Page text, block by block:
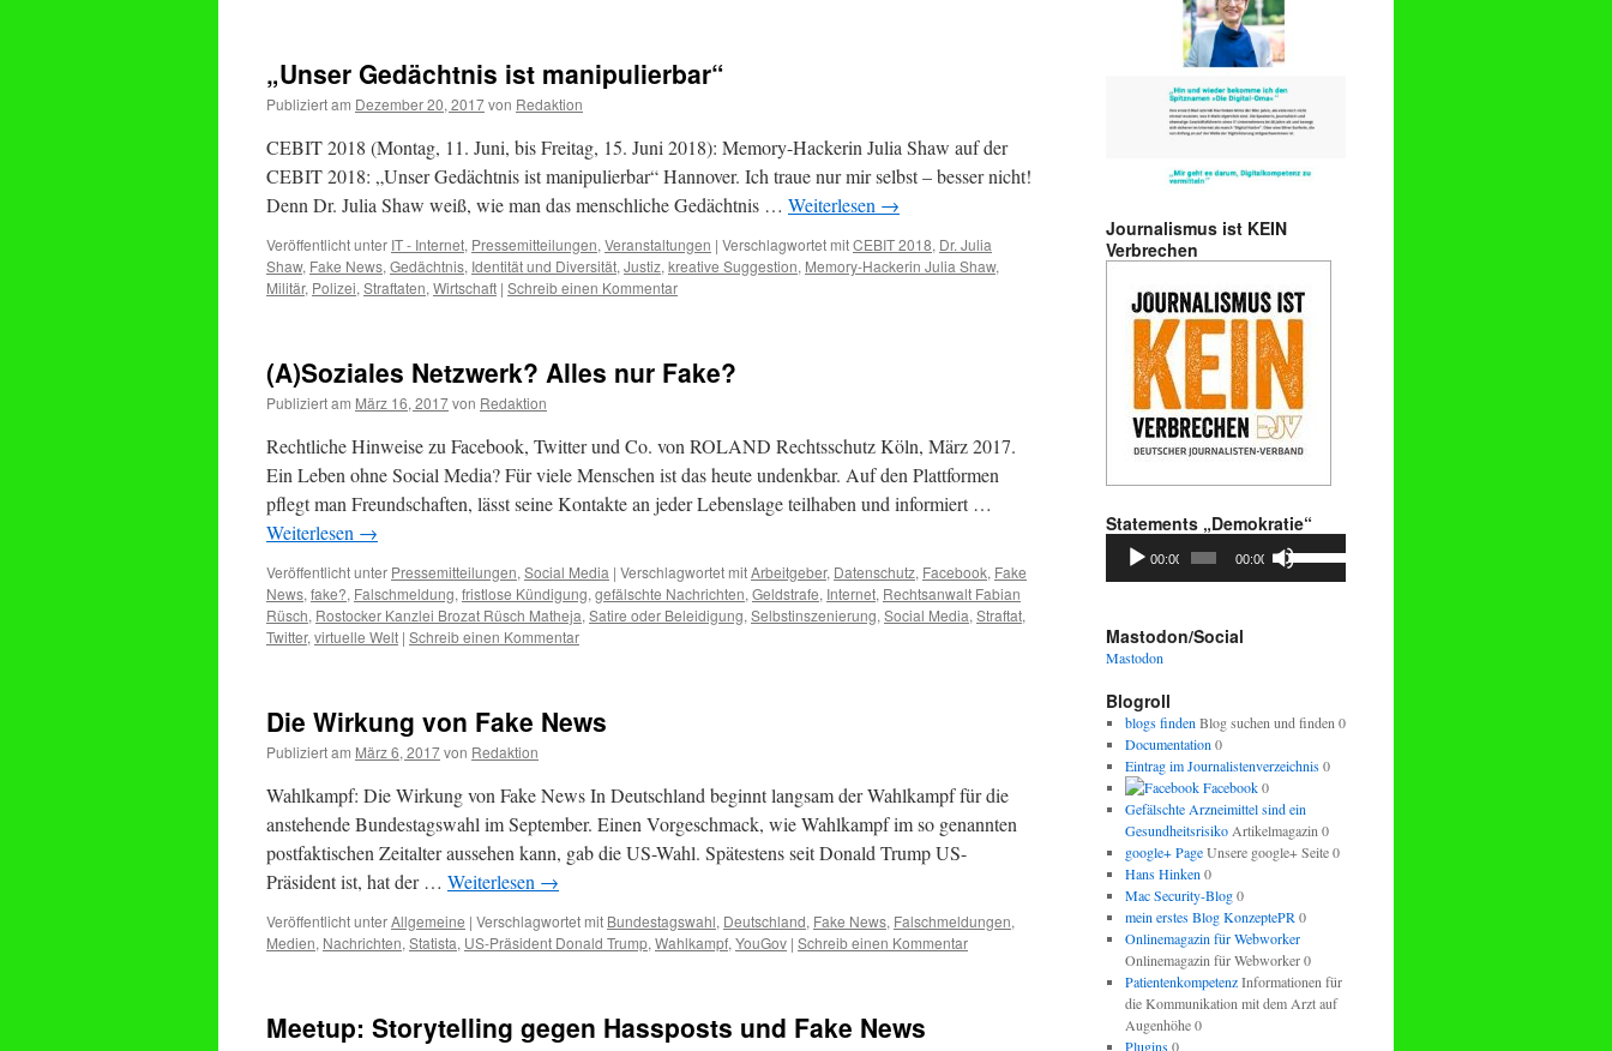
„Unser Gedächtnis ist manipulierbar“
Publiziert am Dezember 20, 2017von Redaktion
CEBIT 2018 (Montag, 11. Juni, bis Freitag, 15. Juni 2018): Memory-Hackerin Julia Shaw auf der
CEBIT 2018: „Unser Gedächtnis ist manipulierbar“ Hannover. Ich traue nur mir selbst – besser nicht!
Denn Dr. Julia Shaw weiß, wie man das menschliche Gedächtnis … Weiterlesen →
Veröffentlicht unter IT - Internet, Pressemitteilungen, Veranstaltungen | Verschlagwortet mitCEBIT 2018, Dr. Julia
Shaw, Fake News, Gedächtnis, Identität und Diversität, Justiz, kreative Suggestion, Memory-Hackerin Julia Shaw,
Militär, Polizei, Straftaten, Wirtschaft | Schreib einen Kommentar
(A)Soziales Netzwerk? Alles nur Fake?
Publiziert am März 16, 2017von Redaktion
Rechtliche Hinweise zu Facebook, Twitter und Co. von ROLAND Rechtsschutz Köln, März 2017.
Ein Leben ohne Social Media? Für viele Menschen ist das heute undenkbar. Auf den Plattformen
pflegt man Freundschaften, lässt seine Kontakte an jeder Lebenslage teilhaben und informiert …
Weiterlesen →
Veröffentlicht unter Pressemitteilungen, Social Media | Verschlagwortet mitArbeitgeber, Datenschutz, Facebook, Fake
News, fake?, Falschmeldung, fristlose Kündigung, gefälschte Nachrichten, Geldstrafe, Internet, Rechtsanwalt Fabian
Rüsch, Rostocker Kanzlei Brozat Rüsch Matheja, Satire oder Beleidigung, Selbstinszenierung, Social Media, Straftat,
Twitter, virtuelle Welt | Schreib einen Kommentar
Die Wirkung von Fake News
Publiziert am März 6, 2017von Redaktion
Wahlkampf: Die Wirkung von Fake News In Deutschland beginnt langsam der Wahlkampf für die
anstehende Bundestagswahl im September. Einen Vorgeschmack, wie Wahlkampf im so genannten
postfaktischen Zeitalter aussehen kann, gab die US-Wahl. Spätestens seit Donald Trump US-
Präsident ist, hat der … Weiterlesen →
Veröffentlicht unterAllgemeine | Verschlagwortet mit Bundestagswahl, Deutschland, Fake News, Falschmeldungen,
Medien, Nachrichten, Statista, US-Präsident Donald Trump, Wahlkampf, YouGov | Schreib einen Kommentar
Meetup: Storytelling gegen Hassposts und Fake News
Journalismus ist KEIN
Verbrechen
Statements „Demokratie“
Audio-
Player
00:00 00:00
Hoch/Runter
benutzen,
Mastodon/Social
Mastodon
Blogroll
blogs finden Blog suchen und finden 0
Documentation 0
Eintrag im Journalistenverzeichnis0
Facebook0
Gefälschte Arzneimittel sind ein
GesundheitsrisikoArtikelmagazin 0
google+ PageUnsere google+ Seite 0
Hans Hinken 0
Mac Security-Blog0
mein erstes Blog KonzeptePR 0
Onlinemagazin für Webworker
Onlinemagazin für Webworker 0
PatientenkompetenzInformationen für
die Kommunikation mit dem Arzt auf
Augenhöhe 0
Plugins0